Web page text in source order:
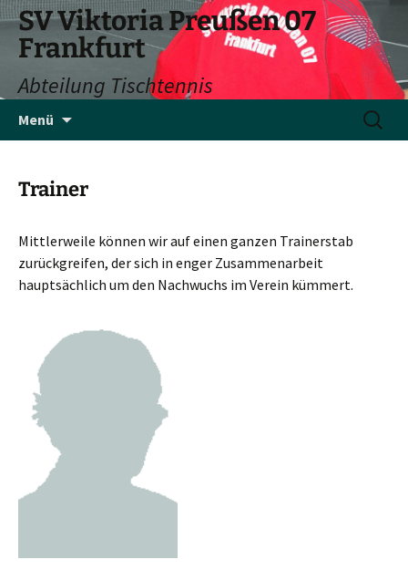
SV Viktoria Preußen 07
Frankfurt
Abteilung Tischtennis
Menü
Suchen
nach:
Trainer
Mittlerweile können wir auf einen ganzen Trainerstab
zurückgreifen, der sich in enger Zusammenarbeit
hauptsächlich um den Nachwuchs im Verein kümmert.